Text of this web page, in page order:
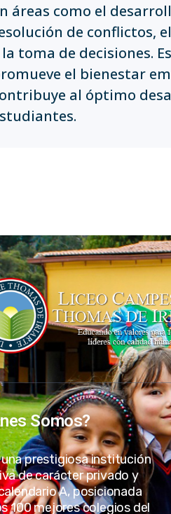
áreas como el
de conflictos,
toma de decisiones.
el bienestar
al óptimo
Somos?
prestigiosa institución
de carácter privado y
A, posicionada
100 mejores colegios del